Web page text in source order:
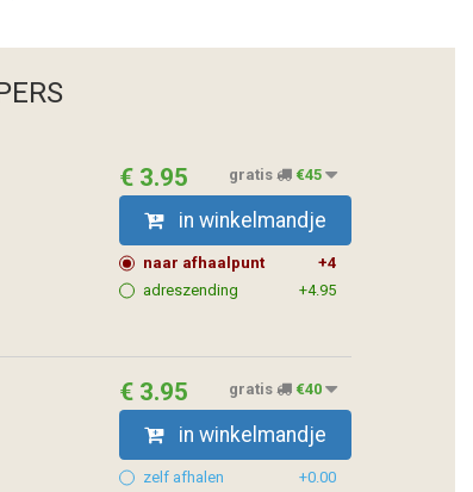
€ 3.95 gratis €45
in winkelmandje
naar afhaalpunt
+4
adreszending
+4.95
€ 3.95 gratis €40
in winkelmandje
zelf afhalen
+0.00